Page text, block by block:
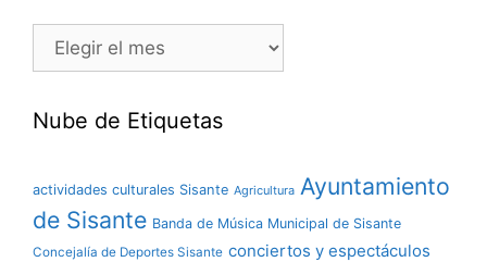
Nube de Etiquetas
actividades culturales Sisante Agricultura Ayuntamiento
de Sisante Banda de Música Municipal de Sisante
Concejalía de Deportes Sisante conciertos y espectáculos